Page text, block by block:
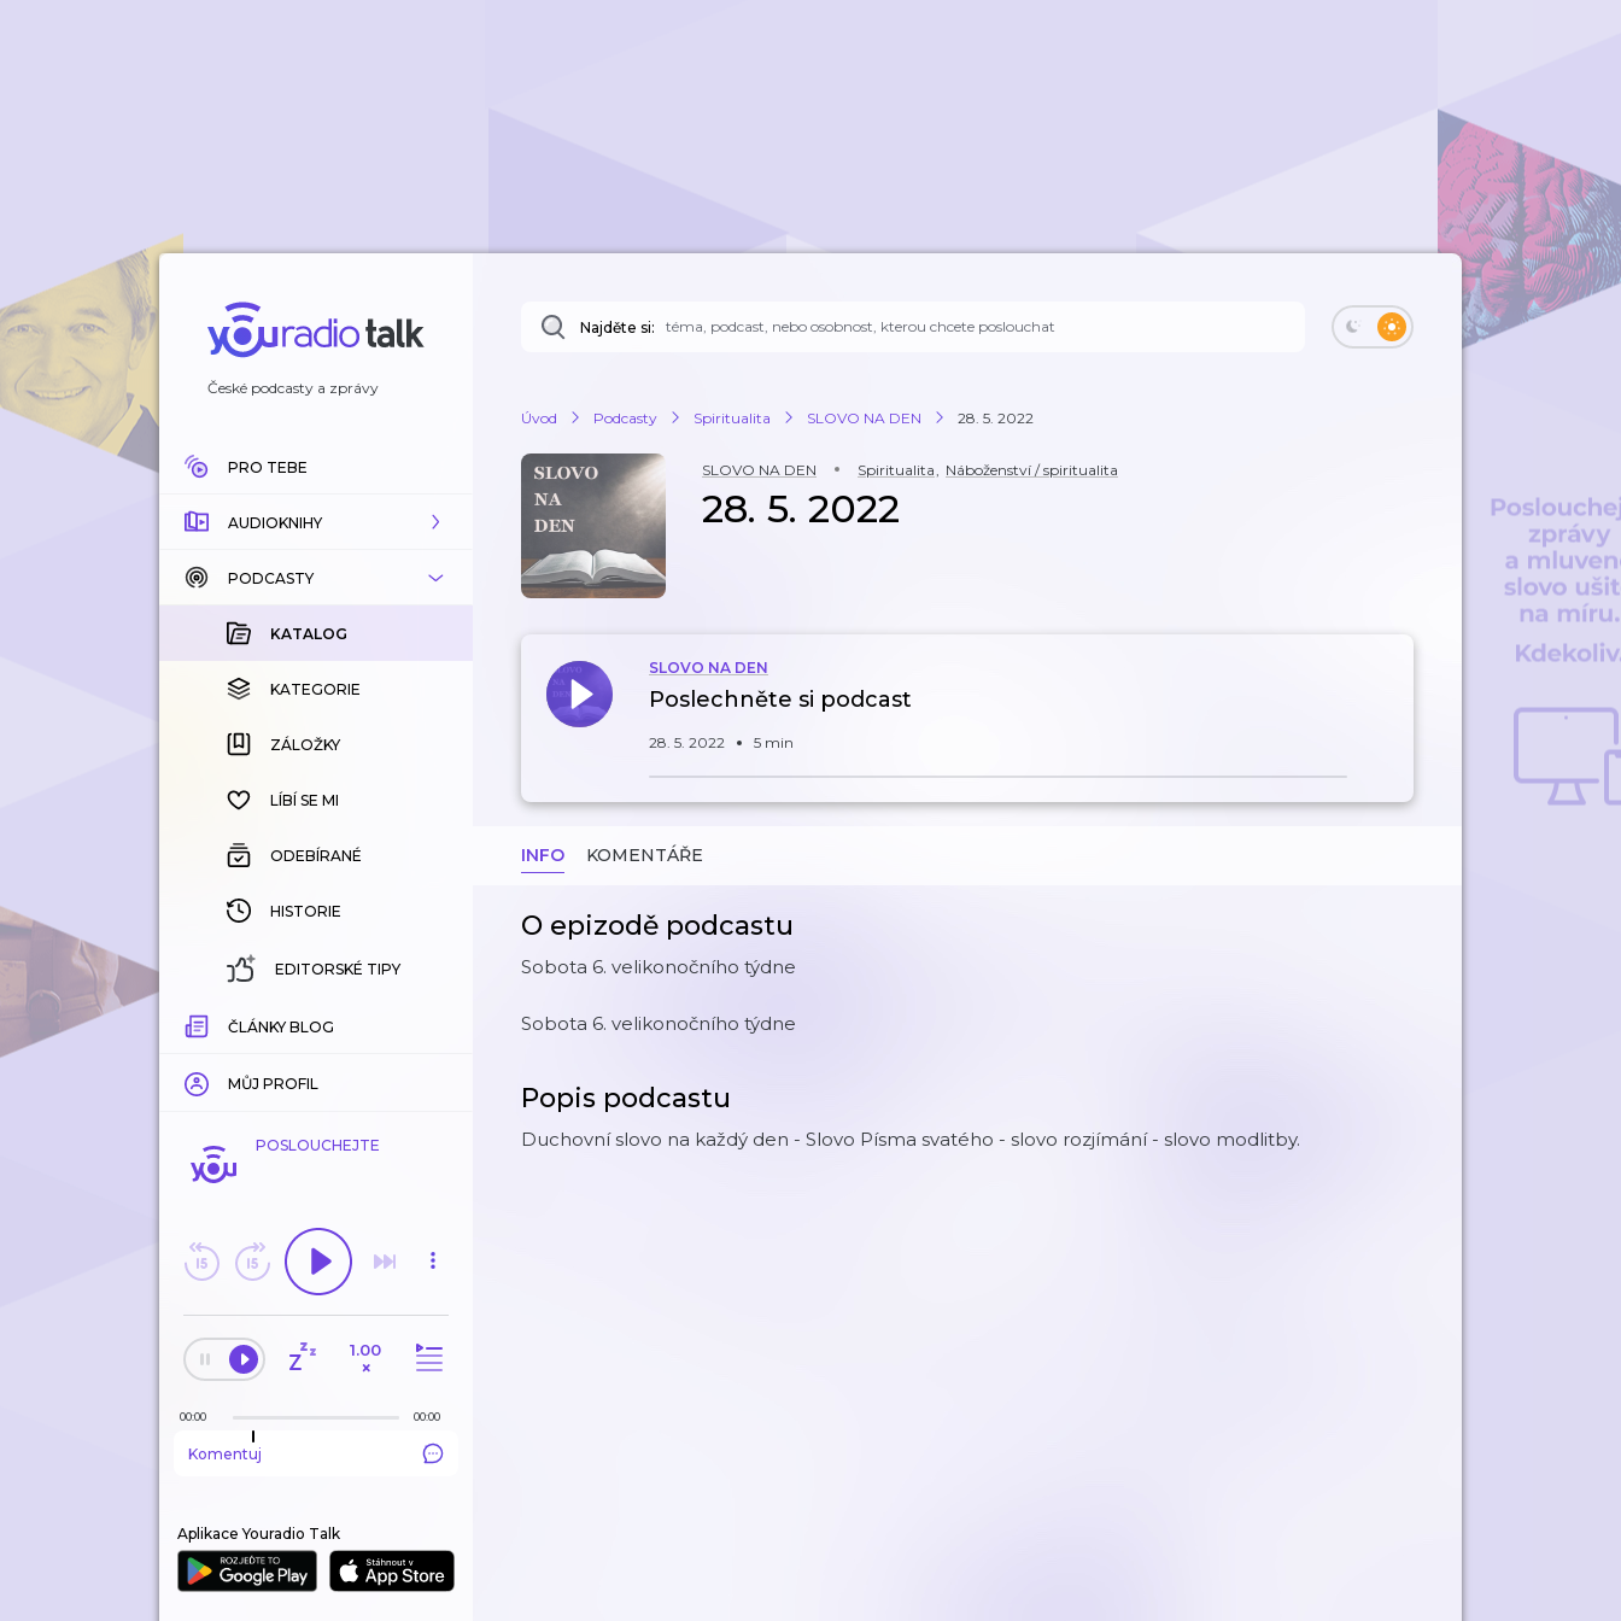
České podcasty a zprávy
PRO TEBE
AUDIOKNIHY
KATALOG
KOUPENÉ
KATEGORIE
ZÁLOŽKY
HISTORIE
PODCASTY
KATALOG
KATEGORIE
ZÁLOŽKY
LÍBÍ SE MI
ODEBÍRANÉ
HISTORIE
EDITORSKÉ TIPY
ČLÁNKY BLOG
MŮJ PROFIL
POSLOUCHEJTE
1.00
×
00:00 00:00
Komentuj
Aplikace Youradio Talk
Najděte si:
Úvod Podcasty Spiritualita SLOVO NA DEN 28. 5. 2022
SLOVO NA DEN Spiritualita, Náboženství / spiritualita
28. 5. 2022
SLOVO NA DEN
Poslechněte si podcast
28. 5. 2022 5 min
INFO KOMENTÁŘE
O epizodě podcastu
Sobota 6. velikonočního týdne
Sobota 6. velikonočního týdne
Popis podcastu
Duchovní slovo na každý den - Slovo Písma svatého - slovo rozjímání - slovo modlitby.